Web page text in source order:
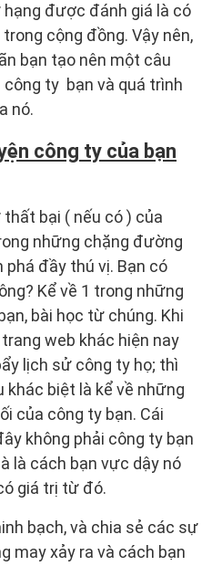
được đánh giá là có
cộng đồng. Vậy nên,
bạn tạo nên một câu
ty bạn và quá trình
nó.
công ty của bạn
bại ( nếu có ) của
những chặng đường
phá đầy thú vị. Bạn có
Kể về 1 trong những
bài học từ chúng. Khi
web khác hiện nay
lịch sử công ty họ; thì
khác biệt là kể về những
của công ty bạn. Cái
không phải công ty bạn
là cách bạn vực dậy nó
giá trị từ đó.
bạch, và chia sẻ các sự
may xảy ra và cách bạn